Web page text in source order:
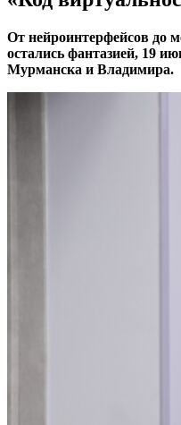
От нейроинтерфейсов до
остались фантазией, 19
Мурманска и Владимира.